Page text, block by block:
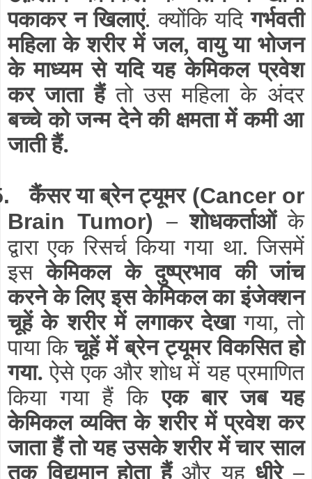
पकाकर न खिलाएं. क्योंकि यदिगर्भवती
महिला के शरीर में जल, वायु या भोजन
के माध्यम से यदि यह केमिकल प्रवेश
कर जाता हैंतो उस महिला के अंदर
बच्चे को जन्म देने की क्षमता में कमी आ
जाती हैं.
कैंसर या ब्रेन ट्यूमर(Cancer or
Brain Tumor)– शोधकर्ताओंके
द्वारा एक रिसर्च किया गया था. जिसमें
इसकेमिकल के दुष्प्रभाव की जांच
करने के लिए इस केमिकल का इंजेक्शन
चूहें के शरीर में लगाकर देखागया, तो
पाया किचूहें में ब्रेन ट्यूमर विकसित हो
गया.ऐसे एक और शोध में यह प्रमाणित
किया गया हैं किएक बार जब यह
केमिकल व्यक्ति के शरीर में प्रवेश कर
जाता हैं तो यह उसके शरीर में चार साल
तक विद्यमान होता हैंऔर यह धीरे –